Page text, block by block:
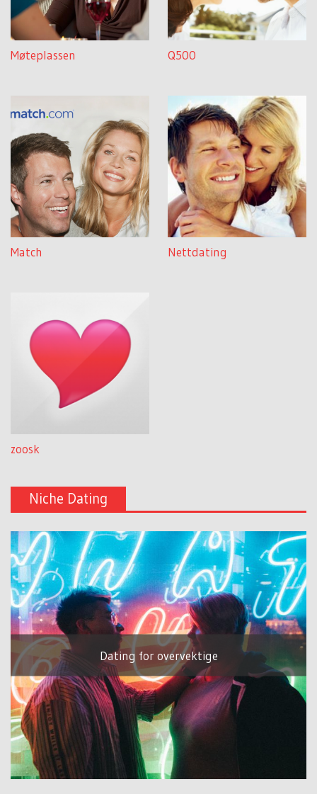
Møteplassen Q500
Match Nettdating
zoosk
Niche Dating
Dating for overvektige